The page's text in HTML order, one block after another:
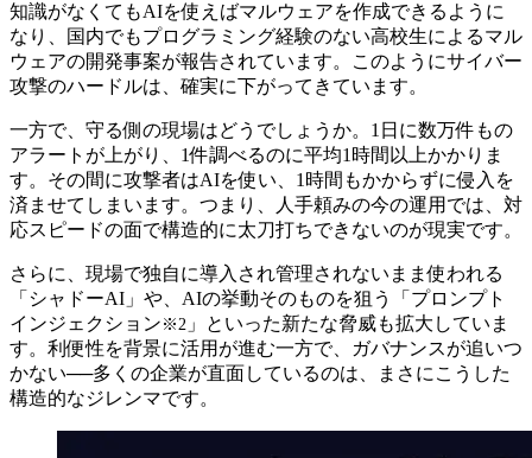
知識がなくてもAIを使えばマルウェアを作成できるように
なり、国内でもプログラミング経験のない高校生によるマル
ウェアの開発事案が報告されています。このようにサイバー
攻撃のハードルは、確実に下がってきています。
一方で、守る側の現場はどうでしょうか。1日に数万件もの
アラートが上がり、1件調べるのに平均1時間以上かかりま
す。その間に攻撃者はAIを使い、1時間もかからずに侵入を
済ませてしまいます。つまり、人手頼みの今の運用では、対
応スピードの面で構造的に太刀打ちできないのが現実です。
さらに、現場で独自に導入され管理されないまま使われる
「シャドーAI」や、AIの挙動そのものを狙う「プロンプト
インジェクション ※2 」といった新たな脅威も拡大していま
す。利便性を背景に活用が進む一方で、ガバナンスが追いつ
かない──多くの企業が直面しているのは、まさにこうした
構造的なジレンマです。